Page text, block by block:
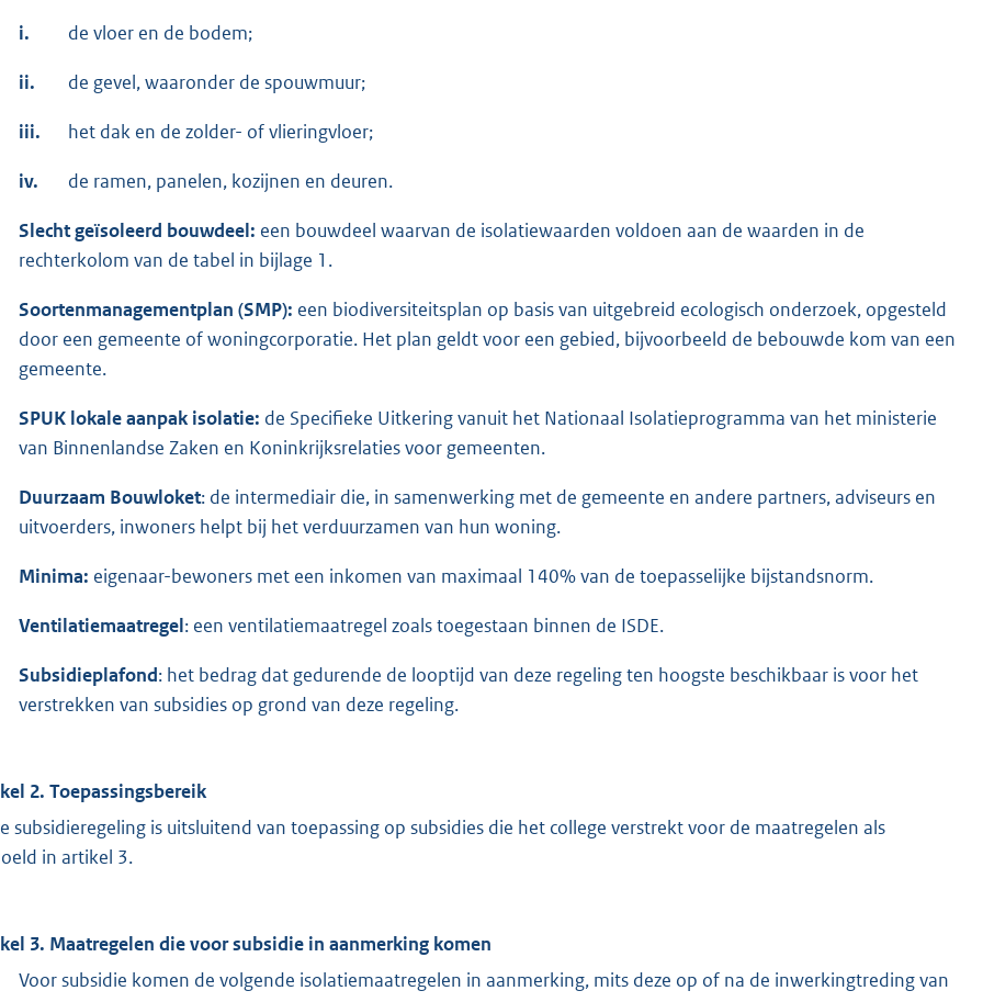
i. de vloer en de bodem;
ii. de gevel, waaronder de spouwmuur;
iii. het dak en de zolder- of vlieringvloer;
iv. de ramen, panelen, kozijnen en deuren.
Slecht geïsoleerd bouwdeel: een bouwdeel waarvan de isolatiewaarden voldoen aan de waarden in de
rechterkolom van de tabel in bijlage 1.
Soortenmanagementplan (SMP): een biodiversiteitsplan op basis van uitgebreid ecologisch onderzoek, opgesteld
door een gemeente of woningcorporatie. Het plan geldt voor een gebied, bijvoorbeeld de bebouwde kom van een
gemeente.
SPUK lokale aanpak isolatie: de Specifieke Uitkering vanuit het Nationaal Isolatieprogramma van het ministerie
van Binnenlandse Zaken en Koninkrijksrelaties voor gemeenten.
Duurzaam Bouwloket: de intermediair die, in samenwerking met de gemeente en andere partners, adviseurs en
uitvoerders, inwoners helpt bij het verduurzamen van hun woning.
Minima: eigenaar-bewoners met een inkomen van maximaal 140% van de toepasselijke bijstandsnorm.
Ventilatiemaatregel: een ventilatiemaatregel zoals toegestaan binnen de ISDE.
Subsidieplafond: het bedrag dat gedurende de looptijd van deze regeling ten hoogste beschikbaar is voor het
verstrekken van subsidies op grond van deze regeling.
2. Toepassingsbereik
subsidieregeling is uitsluitend van toepassing op subsidies die het college verstrekt voor de maatregelen als
in artikel 3.
3. Maatregelen die voor subsidie in aanmerking komen
Voor subsidie komen de volgende isolatiemaatregelen in aanmerking, mits deze op of na de inwerkingtreding van